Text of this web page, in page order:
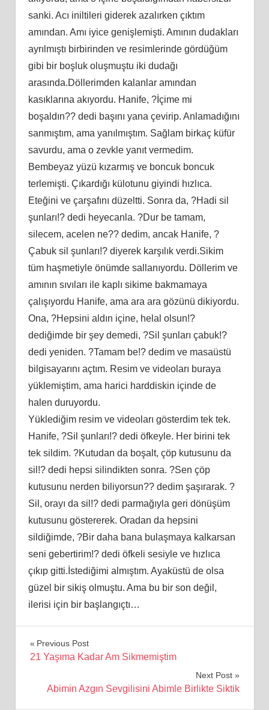
sanki. Acı iniltileri giderek azalırken çıktım
amından. Amı iyice genişlemişti. Amının dudakları
ayrılmıştı birbirinden ve resimlerinde gördüğüm
gibi bir boşluk oluşmuştu iki dudağı
arasında.Döllerimden kalanlar amından
kasıklarına akıyordu. Hanife, ?İçime mi
boşaldın?? dedi başını yana çevirip. Anlamadığını
sanmıştım, ama yanılmıştım. Sağlam birkaç küfür
savurdu, ama o zevkle yanıt vermedim.
Bembeyaz yüzü kızarmış ve boncuk boncuk
terlemişti. Çıkardığı külotunu giyindi hızlıca.
Eteğini ve çarşafını düzeltti. Sonra da, ?Hadi sil
şunları!? dedi heyecanla. ?Dur be tamam,
silecem, acelen ne?? dedim, ancak Hanife, ?
Çabuk sil şunları!? diyerek karşılık verdi.Sikim
tüm haşmetiyle önümde sallanıyordu. Döllerim ve
amının sıvıları ile kaplı sikime bakmamaya
çalışıyordu Hanife, ama ara ara gözünü dikiyordu.
Ona, ?Hepsini aldın içine, helal olsun!?
dediğimde bir şey demedi, ?Sil şunları çabuk!?
dedi yeniden. ?Tamam be!? dedim ve masaüstü
bilgisayarını açtım. Resim ve videoları buraya
yüklemiştim, ama harici harddiskin içinde de
halen duruyordu.
Yüklediğim resim ve videoları gösterdim tek tek.
Hanife, ?Sil şunları!? dedi öfkeyle. Her birini tek
tek sildim. ?Kutudan da boşalt, çöp kutusunu da
sil!? dedi hepsi silindikten sonra. ?Sen çöp
kutusunu nerden biliyorsun?? dedim şaşırarak. ?
Sil, orayı da sil!? dedi parmağıyla geri dönüşüm
kutusunu göstererek. Oradan da hepsini
sildiğimde, ?Bir daha bana bulaşmaya kalkarsan
seni gebertirim!? dedi öfkeli sesiyle ve hızlıca
çıkıp gitti.İstediğimi almıştım. Ayaküstü de olsa
güzel bir sikiş olmuştu. Ama bu bir son değil,
ilerisi için bir başlangıçtı…
Yazı
Previous Post
21 Yaşıma Kadar Am Sikmemiştim
Next Post
Abimin Azgın Sevgilisini Abimle Birlikte Siktik